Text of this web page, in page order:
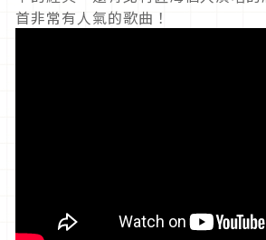
首非常有人氣的歌曲！